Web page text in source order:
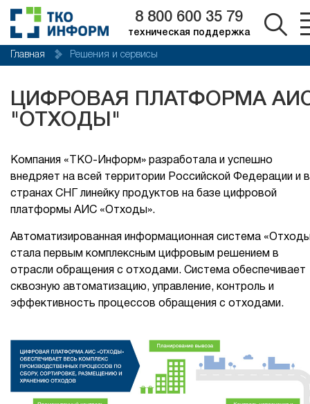
8 800 600 35 79
техническая поддержка
Главная Решения и сервисы
ЦИФРОВАЯ ПЛАТФОРМА
"ОТХОДЫ"
Компания «ТКО-Информ» разработала и успешно
внедряет на всей территории Российской Федерации и в
странах СНГ линейку продуктов на базе цифровой
платформы АИС «Отходы».
Автоматизированная информационная система
стала первым комплексным цифровым решением в
отрасли обращения с отходами. Система обеспечивает
сквозную автоматизацию, управление, контроль и
эффективность процессов обращения с отходами.